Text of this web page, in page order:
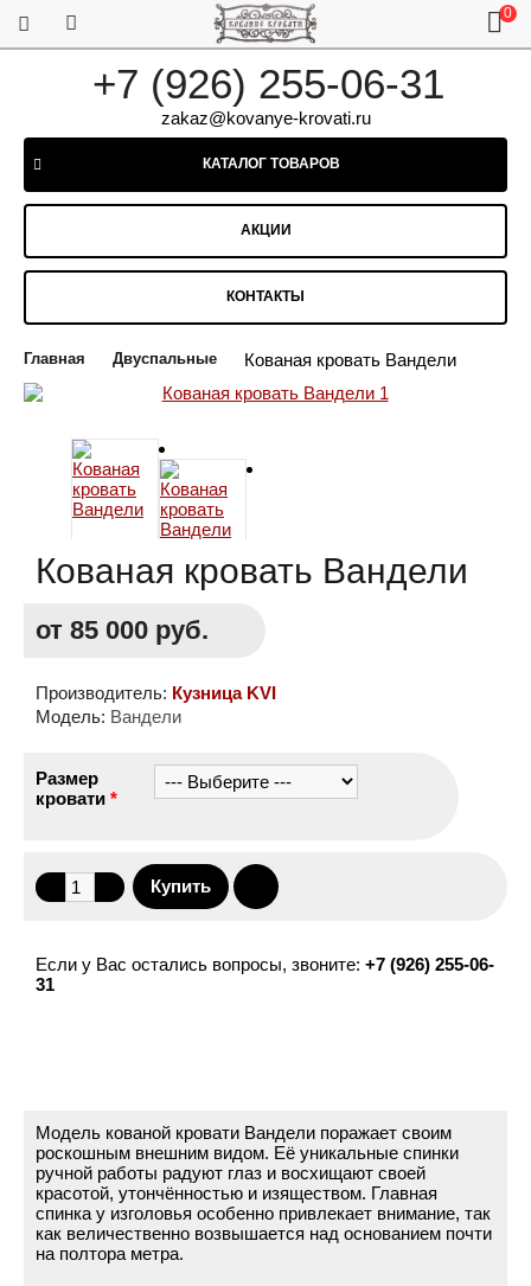
+7 (926) 255-06-31
zakaz@kovanye-krovati.ru
0
КАТАЛОГ ТОВАРОВ
АКЦИИ
КОНТАКТЫ
Главная Двуспальные Кованая кровать Вандели
Кованая кровать Вандели
от 85 000 руб.
Производитель: Кузница KVI
Модель: Вандели
Размер
кровати *
Если у Вас остались вопросы, звоните: +7 (926) 255-06-
31
Модель кованой кровати Вандели поражает своим
роскошным внешним видом. Её уникальные спинки
ручной работы радуют глаз и восхищают своей
красотой, утончённостью и изяществом. Главная
спинка у изголовья особенно привлекает внимание, так
как величественно возвышается над основанием почти
на полтора метра.